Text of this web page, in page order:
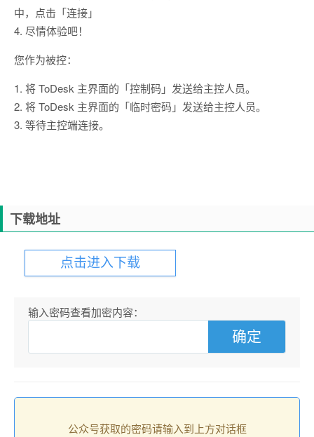
中，点击「连接」
4. 尽情体验吧！
您作为被控：
1. 将 ToDesk 主界面的「控制码」发送给主控人员。
2. 将 ToDesk 主界面的「临时密码」发送给主控人员。
3. 等待主控端连接。
下载地址
点击进入下载
输入密码查看加密内容：
公众号获取的密码请输入到上方对话框